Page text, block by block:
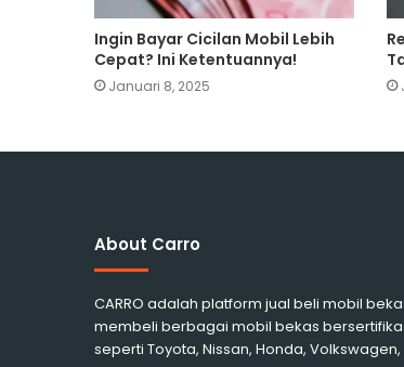
Ingin Bayar Cicilan Mobil Lebih
Cepat? Ini Ketentuannya!
Januari 8, 2025
About Carro
CARRO adalah platform jual beli mobil
membeli berbagai mobil bekas
seperti Toyota, Nissan, Honda,